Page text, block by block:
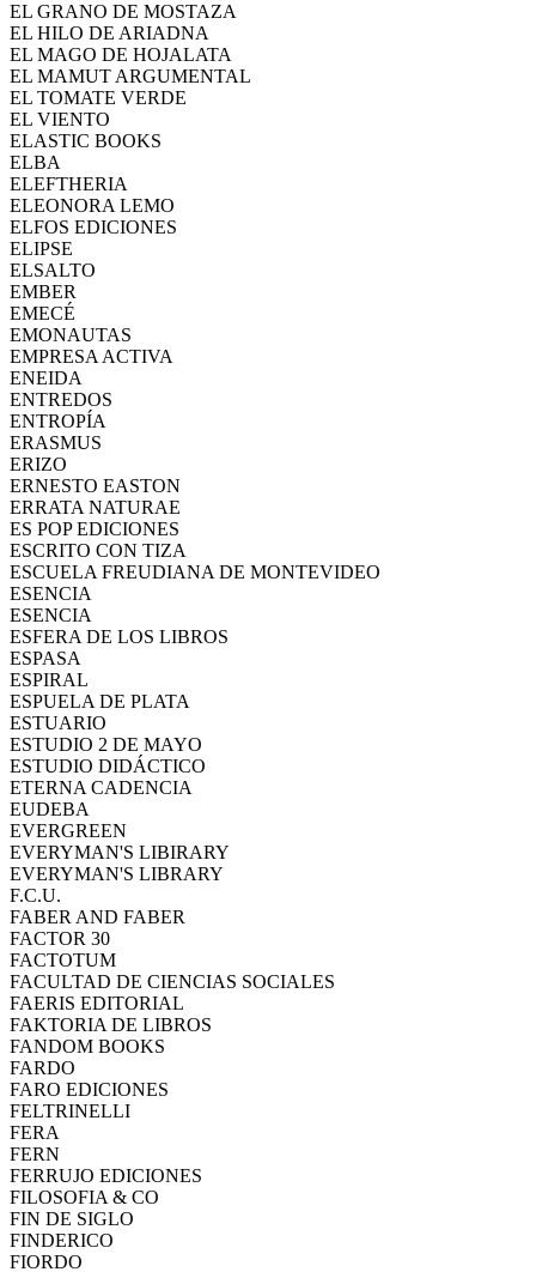
EL GRANO DE MOSTAZA
EL HILO DE ARIADNA
EL MAGO DE HOJALATA
EL MAMUT ARGUMENTAL
EL TOMATE VERDE
EL VIENTO
ELASTIC BOOKS
ELBA
ELEFTHERIA
ELEONORA LEMO
ELFOS EDICIONES
ELIPSE
ELSALTO
EMBER
EMECÉ
EMONAUTAS
EMPRESA ACTIVA
ENEIDA
ENTREDOS
ENTROPÍA
ERASMUS
ERIZO
ERNESTO EASTON
ERRATA NATURAE
ES POP EDICIONES
ESCRITO CON TIZA
ESCUELA FREUDIANA DE MONTEVIDEO
ESENCIA
ESENCIA
ESFERA DE LOS LIBROS
ESPASA
ESPIRAL
ESPUELA DE PLATA
ESTUARIO
ESTUDIO 2 DE MAYO
ESTUDIO DIDÁCTICO
ETERNA CADENCIA
EUDEBA
EVERGREEN
EVERYMAN'S LIBIRARY
EVERYMAN'S LIBRARY
F.C.U.
FABER AND FABER
FACTOR 30
FACTOTUM
FACULTAD DE CIENCIAS SOCIALES
FAERIS EDITORIAL
FAKTORIA DE LIBROS
FANDOM BOOKS
FARDO
FARO EDICIONES
FELTRINELLI
FERA
FERN
FERRUJO EDICIONES
FILOSOFIA & CO
FIN DE SIGLO
FINDERICO
FIORDO